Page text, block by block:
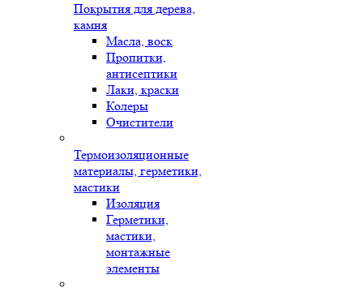
Покрытия для дерева,
камня
Масла, воск
Пропитки,
антисептики
Лаки, краски
Колеры
Очистители
Термоизоляционные
материалы, герметики,
мастики
Изоляция
Герметики,
мастики,
монтажные
элементы